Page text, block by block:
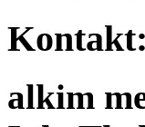
Kontakt:
alkim